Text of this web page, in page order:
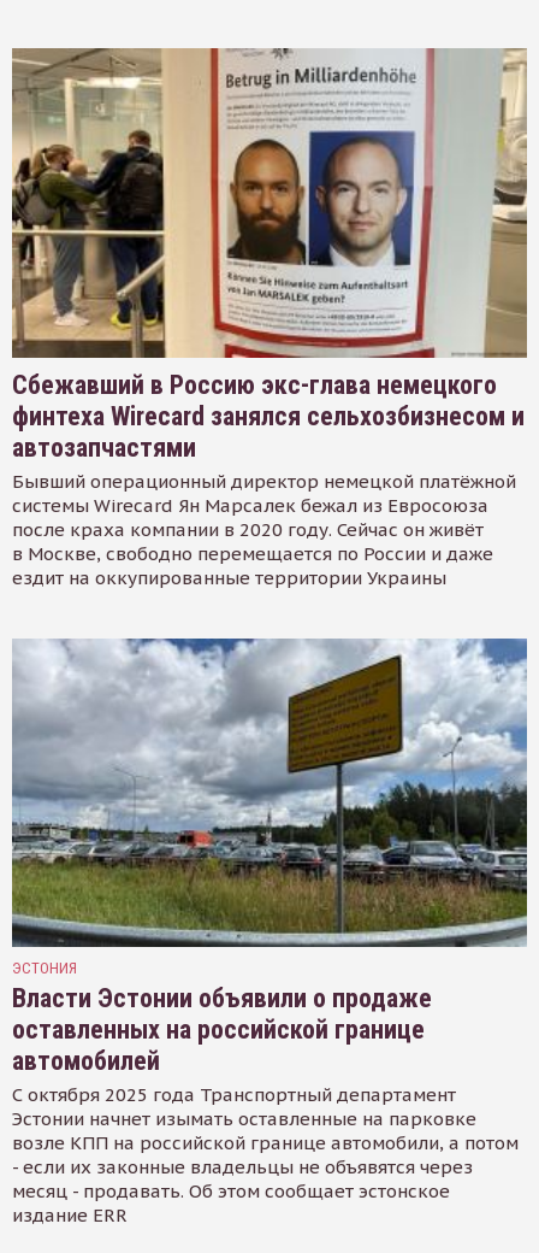
Сбежавший в Россию экс-глава немецкого
финтеха Wirecard занялся сельхозбизнесом и
автозапчастями
Бывший операционный директор немецкой платёжной
системы Wirecard Ян Марсалек бежал из Евросоюза
после краха компании в 2020 году. Сейчас он живёт
в Москве, свободно перемещается по России и даже
ездит на оккупированные территории Украины
ЭСТОНИЯ
Власти Эстонии объявили о продаже
оставленных на российской границе
автомобилей
С октября 2025 года Транспортный департамент
Эстонии начнет изымать оставленные на парковке
возле КПП на российской границе автомобили, а потом
- если их законные владельцы не объявятся через
месяц - продавать. Об этом сообщает эстонское
издание ERR